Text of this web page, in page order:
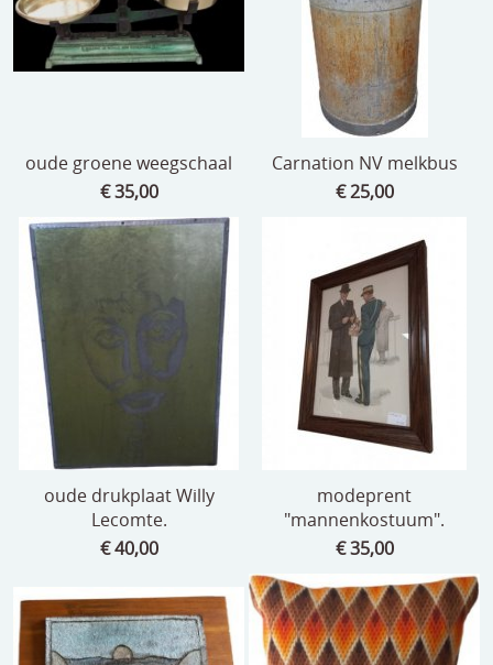
oude groene weegschaal
€ 35,00
Carnation NV melkbus
€ 25,00
oude drukplaat Willy
Lecomte.
€ 40,00
modeprent
"mannenkostuum".
€ 35,00